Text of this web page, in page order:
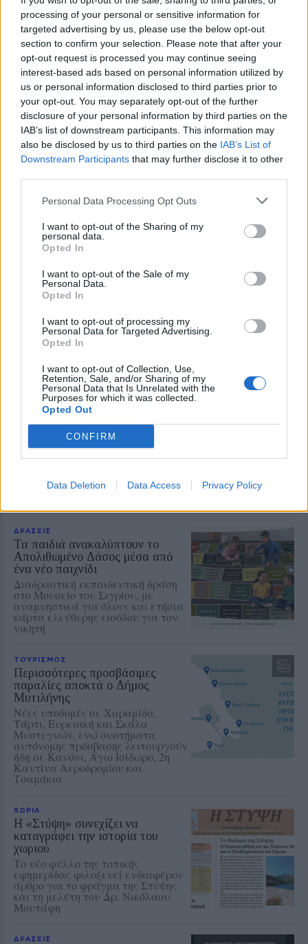
processing of your personal or sensitive information for
targeted advertising by us, please use the below opt-out
section to confirm your selection. Please note that after your
opt-out request is processed you may continue seeing
interest-based ads based on personal information utilized by
us or personal information disclosed to third parties prior to
your opt-out. You may separately opt-out of the further
disclosure of your personal information by third parties on the
IAB’s list of downstream participants. This information may
also be disclosed by us to third parties on the IAB’s List of
Downstream Participants that may further disclose it to other
Personal Data Processing Opt Outs
I want to opt-out of the Sharing of my
personal data.
Opted In
I want to opt-out of the Sale of my
Personal Data.
Opted In
I want to opt-out of processing my
Personal Data for Targeted Advertising.
Opted In
I want to opt-out of Collection, Use,
Retention, Sale, and/or Sharing of my
Personal Data that Is Unrelated with the
Purposes for which it was collected.
Opted Out
CONFIRM
Data Deletion Data Access Privacy Policy
Λέσβου
Λάδι και τυρί βρέθηκαν στο
επίκεντρο της γιορτής που
πραγματοποιήθηκε στο Δημοτικό
Σχολείο της Θερμής, στο πλαίσιο
του Taste Lesvos και του Λεσβιακού
Καλοκαιριού
ΠΟΛΙΤΙΚΗ
Στη Θεσσαλονίκη τα
αποκαλυπτήρια του οικονομικού
προγράμματος της ΕΛ.Α.Σ.
Ο Αλέξης Τσίπρας παρουσιάζει
στις αρχές Σεπτεμβρίου το
τετραετές σχέδιο της Ελληνικής
ακρίβεια, τη φορολογική
ανασυγκρότηση και την ενίσχυση
του κοινωνικού κράτους
Μέρα και νύχτα ανοιχτές οι
πόρτες της Παναγίας στην
Αγιάσο
Από το πρωί της Τετάρτης έως τα
μεσάνυχτα του
Δεκαπενταύγουστου οι πόρτες του
Προσκυνήματος θα παραμένουν
ανοικτές για τους πιστούς και
ιδιαίτερα για τους οδοιπόρους
ΕΛΛΑΔΑ
Νέο κύμα θυελλωδών ανέμων
θέτει σε επιφυλακή την Πολιτική
Προστασία
Βόρειοι - βορειοανατολικοί άνεμοι
μπορεί να φτάσουν τα 9 μποφόρ
ΔΡΑΣΕΙΣ
Τα παιδιά ανακαλύπτουν το
Απολιθωμένο Δάσος μέσα από
ένα νέο παιχνίδι
Διαδραστική εκπαιδευτική δράση
στο Μουσείο του Σιγρίου, με
αναμνηστικά για όλους και ετήσια
κάρτα ελεύθερης εισόδου για τον
νικητή
ΤΟΥΡΙΣΜΟΣ
Περισσότερες προσβάσιμες
παραλίες αποκτά ο Δήμος
Μυτιλήνης
Νέες υποδομές σε Χαραμίδα,
Τάρτι, Ευρειακή και Σκάλα
Μυστεγνών, ενώ συστήματα
αυτόνομης πρόσβασης λειτουργούν
ήδη σε Κανόνι, Άγιο Ισίδωρο, 2η
Καντίνα Αεροδρομίου και
Τσαμάκια
ΧΩΡΙΑ
Η «Στύψη» συνεχίζει να
καταγράφει την ιστορία του
χωριού
Το νέο φύλλο της τοπικής
εφημερίδας φιλοξενεί ενδιαφέρον
άρθρο για το φράγμα της Στύψης
και τη μελέτη του Δρ. Νικόλαου
Μουτάφη
ΔΡΑΣΕΙΣ